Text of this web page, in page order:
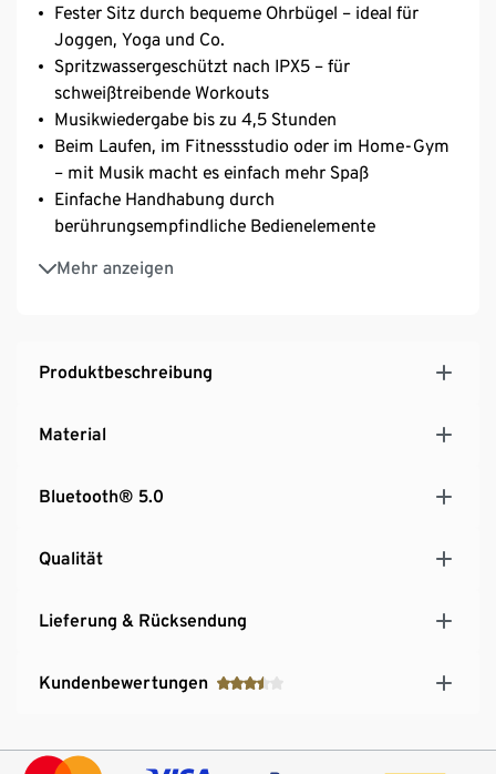
Fester Sitz durch bequeme Ohrbügel – ideal für
Joggen, Yoga und Co.
Spritzwassergeschützt nach IPX5 – für
schweißtreibende Workouts
Musikwiedergabe bis zu 4,5 Stunden
Beim Laufen, im Fitnessstudio oder im Home-Gym
– mit Musik macht es einfach mehr Spaß
Einfache Handhabung durch
berührungsempfindliche Bedienelemente
Mehr anzeigen
Exzellenter Klang: hochwertiger Stereo-Sound mit
klaren Höhen und satten Bässen
Hoher Tragekomfort dank ergonomischem Design –
inkl. Silikonkappen in 3 verschiedenen Größen für
Wiederaufladbar über Box – für längeren Gebrauch
Unterstützung – so geht man gerne ans Limit
Produktbeschreibung
Material
Bluetooth® 5.0
Qualität
Lieferung & Rücksendung
Kundenbewertungen